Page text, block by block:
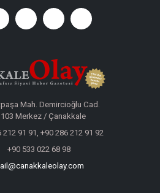
Mah. Demircioğlu Cad.
Merkez / Çanakkale
212 91 91, +90 286 212 91 92
+90 533 022 68 98